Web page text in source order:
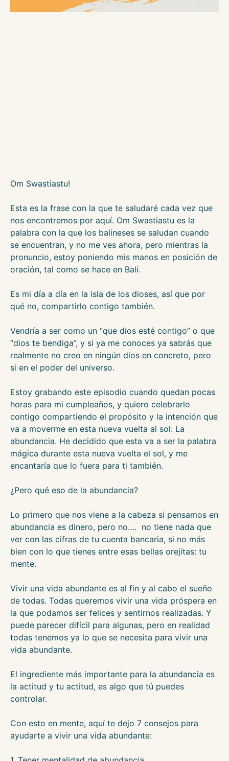
Om Swastiastu!
Esta es la frase con la que te saludaré cada vez que
nos encontremos por aquí. Om Swastiastu es la
palabra con la que los balineses se saludan cuando
se encuentran, y no me ves ahora, pero mientras la
pronuncio, estoy poniendo mis manos en posición de
oración, tal como se hace en Bali.
Es mi día a día en la isla de los dioses, así que por
qué no, compartirlo contigo también.
Vendría a ser como un “que dios esté contigo” o que
“dios te bendiga”, y si ya me conoces ya sabrás que
realmente no creo en ningún dios en concreto, pero
si en el poder del universo.
Estoy grabando este episodio cuando quedan pocas
horas para mi cumpleaños, y quiero celebrarlo
contigo compartiendo el propósito y la intención que
va a moverme en esta nueva vuelta al sol: La
abundancia. He decidido que esta va a ser la palabra
mágica durante esta nueva vuelta el sol, y me
encantaría que lo fuera para ti también.
¿Pero qué eso de la abundancia?
Lo primero que nos viene a la cabeza si pensamos en
abundancia es dinero, pero no…. no tiene nada que
ver con las cifras de tu cuenta bancaria, si no más
bien con lo que tienes entre esas bellas orejitas: tu
mente.
Vivir una vida abundante es al fin y al cabo el sueño
de todas. Todas queremos vivir una vida próspera en
la que podamos ser felices y sentirnos realizadas. Y
puede parecer difícil para algunas, pero en realidad
todas tenemos ya lo que se necesita para vivir una
vida abundante.
El ingrediente más importante para la abundancia es
la actitud y tu actitud, es algo que tú puedes
controlar.
Con esto en mente, aquí te dejo 7 consejos para
ayudarte a vivir una vida abundante: